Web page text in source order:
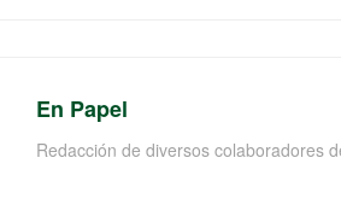
En Papel
Redacción de diversos colaboradores